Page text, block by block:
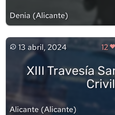
Denia (Alicante)
13 abril, 2024 12
XIII Travesía
Alicante (Alicante)